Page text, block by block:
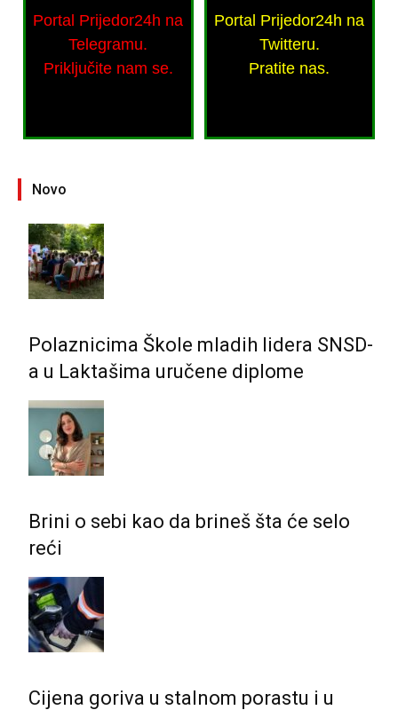
Portal Prijedor24h na
Telegramu.
Priključite nam se.
Portal Prijedor24h na
Twitteru.
Pratite nas.
Novo
Polaznicima Škole mladih lidera SNSD-
a u Laktašima uručene diplome
Brini o sebi kao da brineš šta će selo
reći
Cijena goriva u stalnom porastu i u